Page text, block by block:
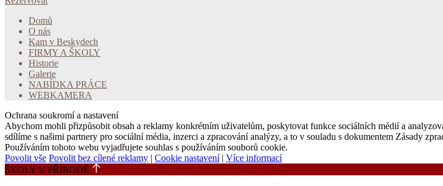
Domů
O nás
Kam v Beskydech
FIRMY A ŠKOLY
Historie
Galerie
NABÍDKA PRÁCE
WEBKAMERA
Ochrana soukromí a nastavení
Abychom mohli přizpůsobit obsah a reklamy konkrétním uživatelům, poskytovat funkce sociálních médií a
sdílíme s našimi partnery pro sociální média, inzerci a zpracování analýzy, a to v souladu s dokumentem Zásady
Používáním tohoto webu vyjadřujete souhlas s používáním souborů cookie.
Povolit vše Povolit bez cílené reklamy | Cookie nastavení| Více informací
ŠKOLY V PŘÍRODĚ